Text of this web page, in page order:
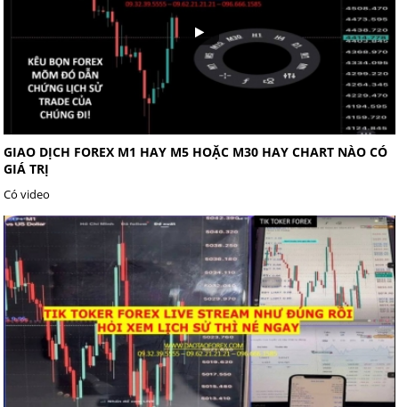
GIAO DỊCH FOREX M1 HAY M5 HOẶC M30 HAY CHART NÀO CÓ
GIÁ TRỊ
Có video